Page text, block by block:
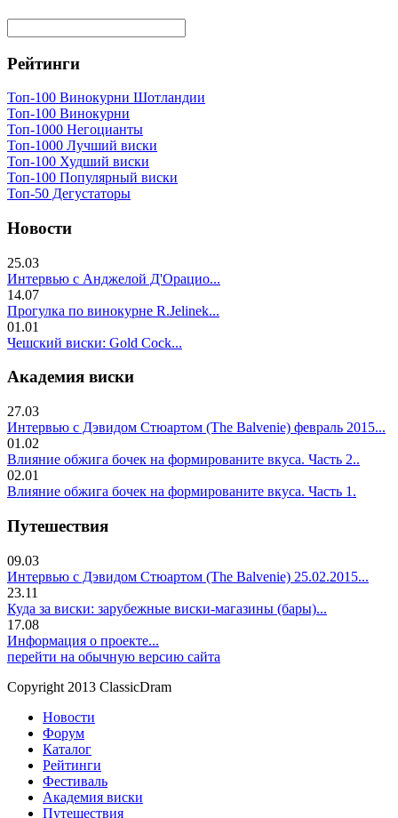
Рейтинги
Топ-100 Винокурни Шотландии
Топ-100 Винокурни
Топ-1000 Негоцианты
Топ-1000 Лучший виски
Топ-100 Худший виски
Топ-100 Популярный виски
Топ-50 Дегустаторы
Новости
25.03
Интервью с Анджелой Д'Орацио...
14.07
Прогулка по винокурне R.Jelinek...
01.01
Чешский виски: Gold Cock...
Академия виски
27.03
Интервью с Дэвидом Стюартом (The Balvenie) февраль 2015...
01.02
Влияние обжига бочек на формированите вкуса. Часть 2..
02.01
Влияние обжига бочек на формированите вкуса. Часть 1.
Путешествия
09.03
Интервью с Дэвидом Стюартом (The Balvenie) 25.02.2015...
23.11
Куда за виски: зарубежные виски-магазины (бары)...
17.08
Информация о проекте...
перейти на обычную версию сайта
Copyright 2013 ClassicDram
Новости
Форум
Каталог
Рейтинги
Фестиваль
Академия виски
Путешествия